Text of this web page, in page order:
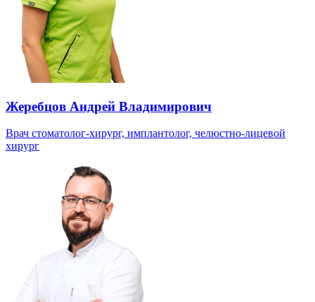
Жеребцов Андрей Владимирович
Врач стоматолог-хирург, имплантолог, челюстно-лицевой
хирург